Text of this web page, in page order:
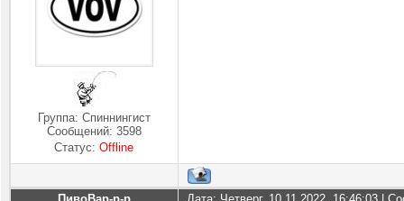
Группа: Спиннингист
Сообщений: 3598
Статус:Offline